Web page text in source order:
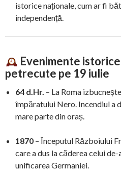
istorice naționale, cum ar fi
independență.
Evenimente
petrecute pe 19 iulie
64 d.Hr. – La Roma
împăratului Nero. Incendiul a
mare parte din oraș.
1870 – Începutul Războiului
care a dus la căderea celui
unificarea Germaniei.